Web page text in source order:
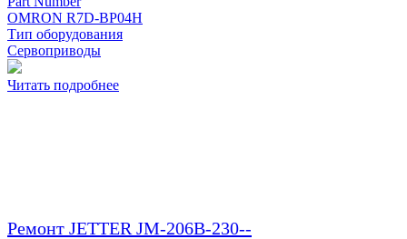
OMRON R7D-BP04H
Тип оборудования
Сервоприводы
Читать подробнее
Ремонт JETTER JM-206B-230--